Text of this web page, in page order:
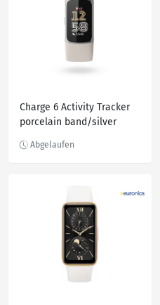
Charge 6 Activity Tracker
porcelain band/silver